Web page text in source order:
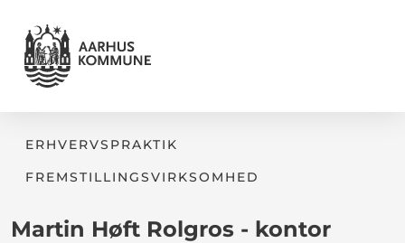
ERHVERVSPRAKTIK
FREMSTILLINGSVIRKSOMHED
Martin Høft Rolgros - kontor